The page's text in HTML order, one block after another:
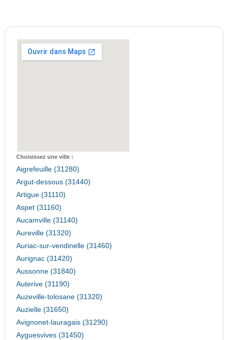
Choisissez une ville :
Aigrefeuille (31280)
Argut-dessous (31440)
Artigue (31110)
Aspet (31160)
Aucamville (31140)
Aureville (31320)
Auriac-sur-vendinelle (31460)
Aurignac (31420)
Aussonne (31840)
Auterive (31190)
Auzeville-tolosane (31320)
Auzielle (31650)
Avignonet-lauragais (31290)
Ayguesvives (31450)